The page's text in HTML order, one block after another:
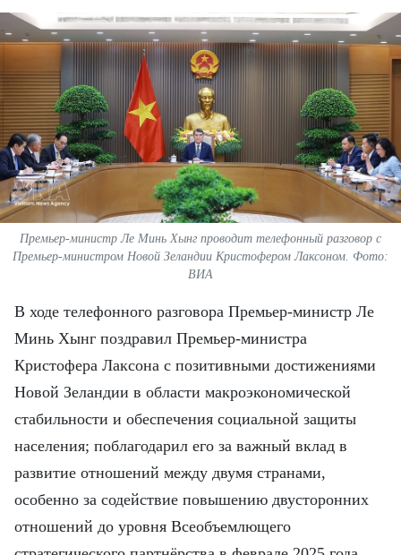
МОСТ ДРУЖБЫ
В МИРЕ
ВСТРЕЧИ - ДИАЛОГИ
ДОСЬЕ И МАТЕРИАЛЫ
О ГАЗЕТЕ «НЯНЗАН»
TIẾNG VIỆT
中文
ESPAÑOL
Премьер-министр Ле Минь Хынг проводит телефонный разговор с
Премьер-министром Новой Зеландии Кристофером Лаксоном. Фото:
ВИА
В ходе телефонного разговора Премьер-министр Ле
Минь Хынг поздравил Премьер-министра
Кристофера Лаксона с позитивными достижениями
Новой Зеландии в области макроэкономической
стабильности и обеспечения социальной защиты
населения; поблагодарил его за важный вклад в
развитие отношений между двумя странами,
особенно за содействие повышению двусторонних
отношений до уровня Всеобъемлющего